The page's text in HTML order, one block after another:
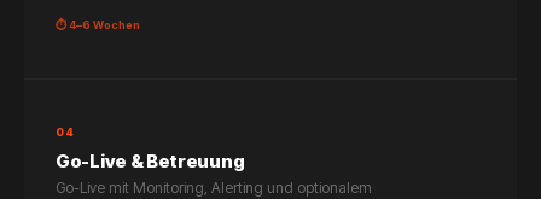
⏱ 4–6 Wochen
04
Go-Live & Betreuung
Go-Live mit Monitoring, Alerting und optionalem